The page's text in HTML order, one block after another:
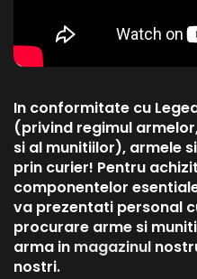
In conformitate cu
(privind regimul
si al munitiilor), armele
prin curier! Pentru
componentelor
va prezentati personal
procurare arme si
arma in magazinul
nostri.